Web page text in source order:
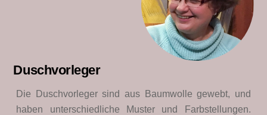
Duschvorleger
Die Duschvorleger sind aus Baumwolle gewebt, und
haben unterschiedliche Muster und Farbstellungen.